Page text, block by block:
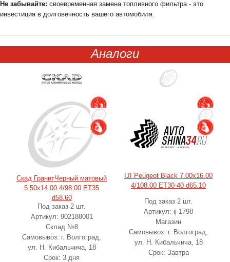
Не забывайте: своевременная замена топливного фильтра - это
инвестиция в долговечность вашего автомобиля.
Аналоги
Скад ГранитЧерный матовый
5.50x14.00 4/98.00 ET35
d58.60
Под заказ 2 шт.
Артикул: 902188001
Склад №8
Самовывоз: г. Волгоград,
ул. Н. Кибальчича, 18
Срок: 3 дня
IJI Peugeot Black 7.00x16.00
4/108.00 ET30-40 d65.10
Под заказ 2 шт.
Артикул: ij-1798
Магазин
Самовывоз: г. Волгоград,
ул. Н. Кибальчича, 18
Срок: Завтра